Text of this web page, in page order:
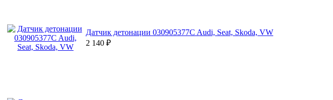
Датчик детонации 030905377C Audi, Seat, Skoda, VW
2 140 ₽